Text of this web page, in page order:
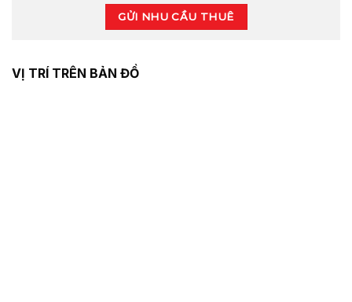
GỬI NHU CẦU THUÊ
VỊ TRÍ TRÊN BẢN ĐỒ